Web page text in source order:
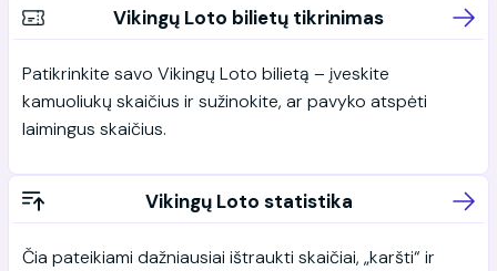
Vikingų Loto bilietų tikrinimas
Patikrinkite savo Vikingų Loto bilietą – įveskite
kamuoliukų skaičius ir sužinokite, ar pavyko atspėti
laimingus skaičius.
Vikingų Loto statistika
Čia pateikiami dažniausiai ištraukti skaičiai, „karšti“ ir